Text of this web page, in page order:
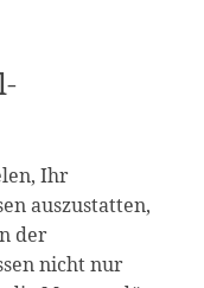
Ihr
auszustatten,
der
nicht nur